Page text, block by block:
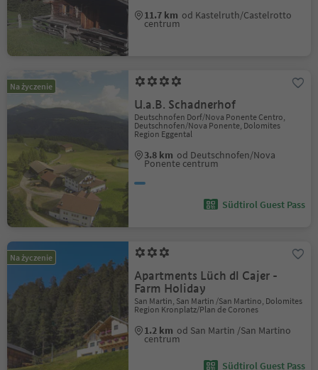
11.7 km od Kastelruth/Castelrotto
centrum
Na życzenie
U.a.B. Schadnerhof
Deutschnofen Dorf/Nova Ponente Centro,
Deutschnofen/Nova Ponente, Dolomites
Region Eggental
3.8 km od Deutschnofen/Nova
Ponente centrum
Südtirol Guest Pass
Na życzenie
Apartments Lüch dl Cajer -
Farm Holiday
San Martin, San Martin /San Martino, Dolomites
Region Kronplatz/Plan de Corones
1.2 km od San Martin /San Martino
centrum
Südtirol Guest Pass